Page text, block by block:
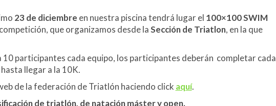
23 de diciembre en nuestra piscina tendrá lugar el 100×100 SWIM
que organizamos desde laSección de Triatlon, en la que
10 participantes cada equipo, los participantes deberán completar cada
llegar a la 10K.
de la federación de Triatlón haciendo click aquí.
de triatlón, de natación máster y open.